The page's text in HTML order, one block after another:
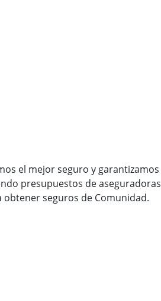
el mejor seguro y garantizamos
presupuestos de aseguradoras
seguros de Comunidad.